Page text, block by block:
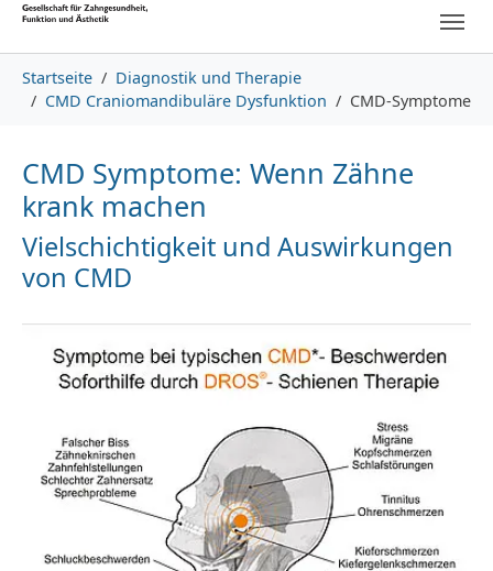
Skip to main content
Skip to page footer
Startseite
Diagnostik und Therapie
CMD Craniomandibuläre Dysfunktion
CMD-Symptome
CMD Symptome: Wenn Zähne
krank machen
Vielschichtigkeit und Auswirkungen
von CMD